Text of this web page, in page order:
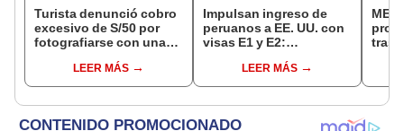
Turista denunció cobro
excesivo de S/50 por
fotografiarse con una
serenazgo recuperó el
dinero
LEER MÁS
Impulsan ingreso de
peruanos a EE. UU. con
visas E1 y E2:
pymes serían los más
beneficiados
LEER MÁS
MEF